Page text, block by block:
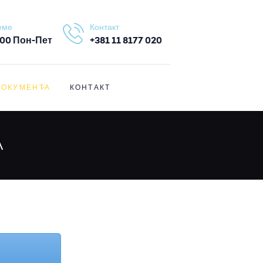
Пон-Пет
Контакт
+381 11 8177 020
КОНТАКТ